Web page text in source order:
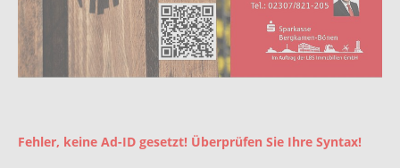
Fehler, keine Ad-ID gesetzt! Überprüfen Sie Ihre Syntax!